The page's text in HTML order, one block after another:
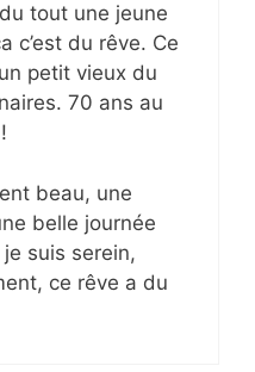
tout une jeune
c’est du rêve. Ce
petit vieux du
70 ans au
beau, une
belle journée
je suis serein,
ce rêve a du